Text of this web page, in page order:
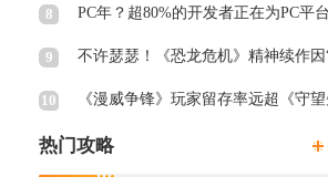
8
9
10
热门攻略